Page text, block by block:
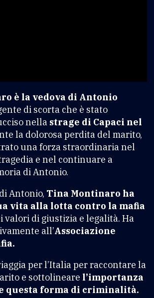
è la vedova di Antonio
di scorta che è stato
nella strage di Capaci nel
la dolorosa perdita del marito,
una forza straordinaria nel
e nel continuare a
di Antonio.
Antonio, Tina Montinaro ha
vita alla lotta contro la mafia
valori di giustizia e legalità. Ha
all’Associazione
per l’Italia per raccontare la
e sottolineare l’importanza
questa forma di criminalità.